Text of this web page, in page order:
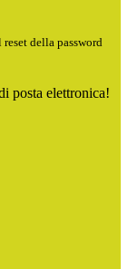
della password
posta elettronica!